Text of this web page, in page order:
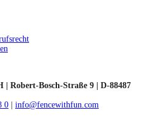
Robert-Bosch-Straße 9 | D-88487
0
info@fencewithfun.com